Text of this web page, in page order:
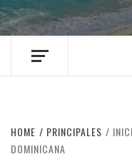
HOME PRINCIPALES
DOMINICANA